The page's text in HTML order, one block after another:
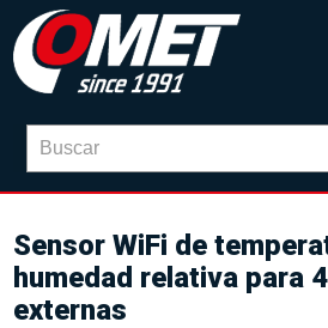
Sensor WiFi de
humedad relativa para
externas